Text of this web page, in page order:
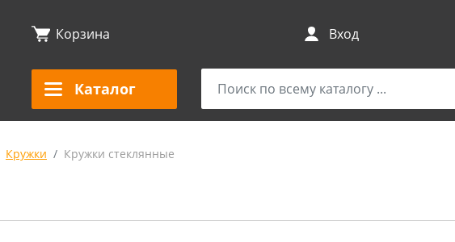
Корзина Вход
Каталог
Кружки Кружки стеклянные